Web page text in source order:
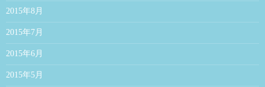
2015年8月
2015年7月
2015年6月
2015年5月